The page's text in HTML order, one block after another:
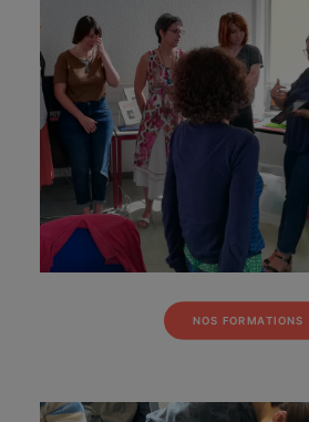
NOS FORMATIONS